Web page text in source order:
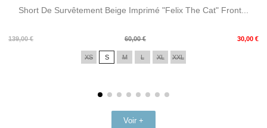
Short De Survêtement Beige Imprimé "Felix The Cat" Front...
139,00 €
Prix
60,00 € 30,00 €
Prix
XS S M L XL XXL
Voir +